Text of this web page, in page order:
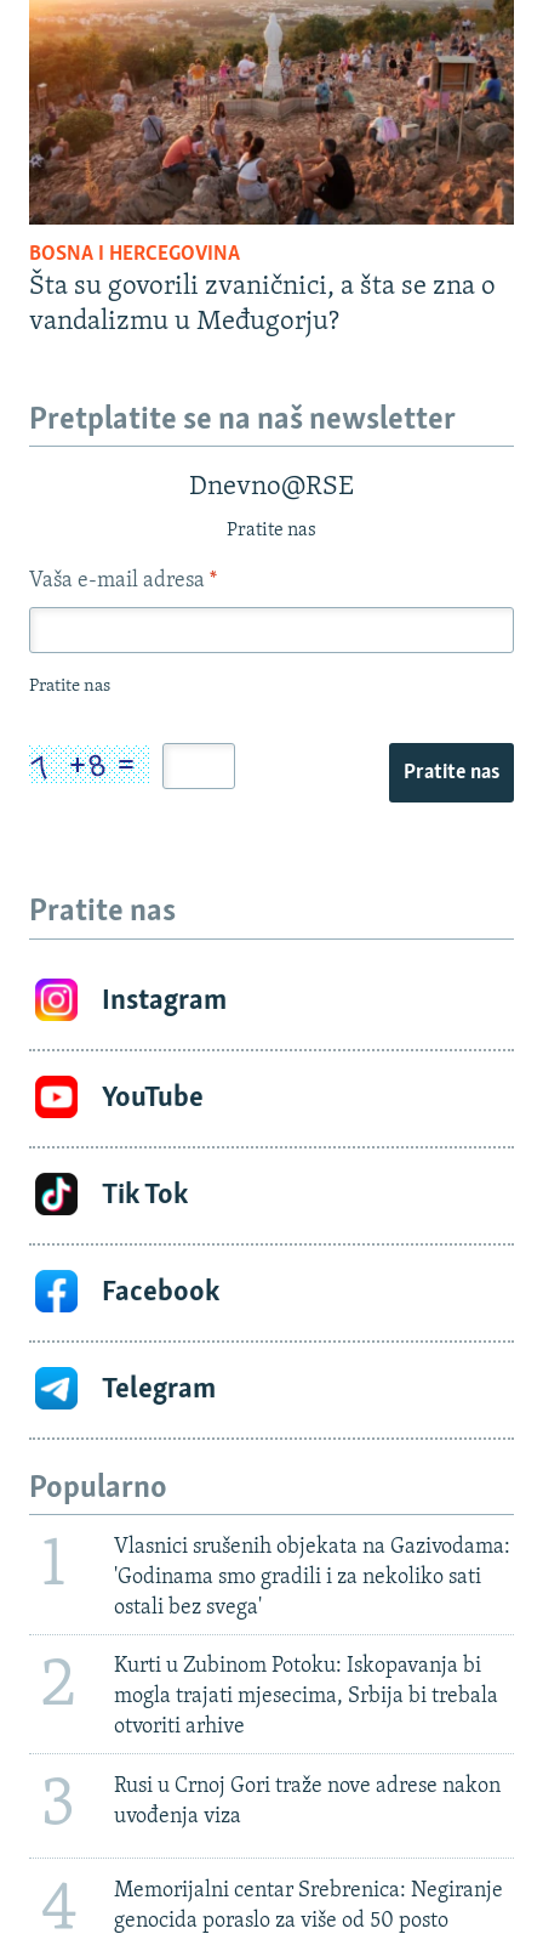
BOSNA I HERCEGOVINA
Šta su govorili zvaničnici, a šta se zna o
vandalizmu u Međugorju?
Pretplatite se na naš newsletter
Dnevno@RSE
Pratite nas
Vaša e-mail adresa *
Pratite nas
Pratite nas
Pratite nas
Instagram
YouTube
Tik Tok
Facebook
Telegram
Popularno
1
Vlasnici srušenih objekata na Gazivodama:
'Godinama smo gradili i za nekoliko sati
ostali bez svega'
2
Kurti u Zubinom Potoku: Iskopavanja bi
mogla trajati mjesecima, Srbija bi trebala
otvoriti arhive
3
Rusi u Crnoj Gori traže nove adrese nakon
uvođenja viza
4
Memorijalni centar Srebrenica: Negiranje
genocida poraslo za više od 50 posto